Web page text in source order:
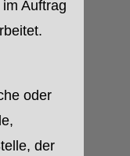
Auftrag
oder
der